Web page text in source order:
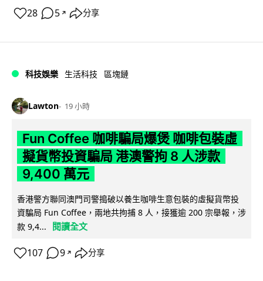
28 5 ↗ 分享
科技娛樂 生活科技 區塊鏈
Lawton 19 小時
Fun Coffee 咖啡騙局爆煲 咖啡包裝虛
擬貨幣投資騙局 港澳警拘 8 人涉款
9,400 萬元
香港警方聯同澳門司警搗破以養生咖啡生意包裝的虛擬貨幣投
資騙局 Fun Coffee，兩地共拘捕 8 人，接獲逾 200 宗舉報，涉
款 9,4...
閱讀全文
107 9 ↗ 分享